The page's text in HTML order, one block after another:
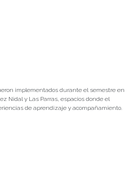
implementados durante el semestre en
Nidal y Las Parras, espacios donde el
de aprendizaje y acompañamiento.